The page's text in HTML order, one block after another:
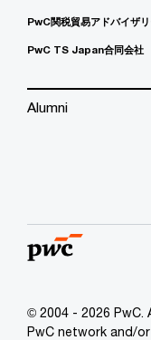
PwC関税貿易アドバイザ
PwC TS Japan合同会社
Alumni
© 2004 - 2026 PwC.
PwC network and/